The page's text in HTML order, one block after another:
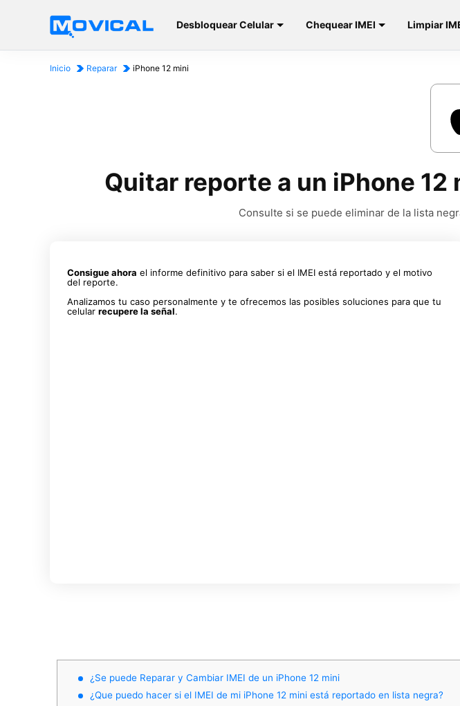
Desbloquear Celular Chequear IMEI Limpiar
Inicio Reparar iPhone 12 mini
Quitar reporte a un iPhone 12
Consulte si se puede eliminar de la lista
Consigue ahora el informe definitivo para saber si el IMEI está reportado y el motivo
del reporte.
Analizamos tu caso personalmente y te ofrecemos las posibles soluciones para que tu
celular recupere la señal.
¿Se puede Reparar y Cambiar IMEI de un iPhone 12 mini
¿Que puedo hacer si el IMEI de mi iPhone 12 mini está reportado en lista negra?